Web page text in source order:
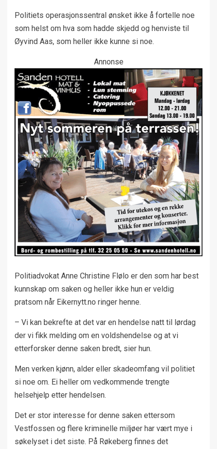
Politiets operasjonssentral ønsket ikke å fortelle noe
som helst om hva som hadde skjedd og henviste til
Øyvind Aas, som heller ikke kunne si noe.
Annonse
Politiadvokat Anne Christine Flølo er den som har best
kunnskap om saken og heller ikke hun er veldig
pratsom når Eikernytt.no ringer henne.
– Vi kan bekrefte at det var en hendelse natt til lørdag
der vi fikk melding om en voldshendelse og at vi
etterforsker denne saken bredt, sier hun.
Men verken kjønn, alder eller skadeomfang vil politiet
si noe om. Ei heller om vedkommende trengte
helsehjelp etter hendelsen.
Det er stor interesse for denne saken ettersom
Vestfossen og flere kriminelle miljøer har vært mye i
søkelyset i det siste. På Røkeberg finnes det